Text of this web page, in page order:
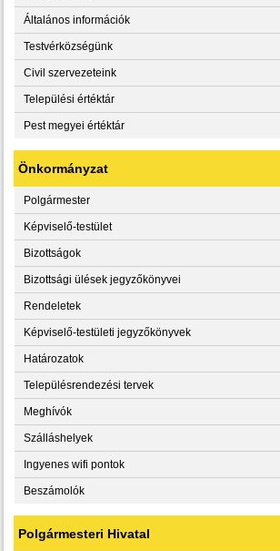
Általános információk
Testvérközségünk
Civil szervezeteink
Települési értéktár
Pest megyei értéktár
Önkormányzat
Polgármester
Képviselő-testület
Bizottságok
Bizottsági ülések jegyzőkönyvei
Rendeletek
Képviselő-testületi jegyzőkönyvek
Határozatok
Településrendezési tervek
Meghívók
Szálláshelyek
Ingyenes wifi pontok
Beszámolók
Polgármesteri Hivatal